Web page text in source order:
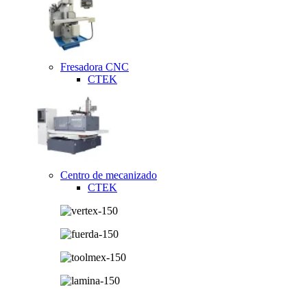
Fresadora CNC
CTEK
Centro de mecanizado
CTEK